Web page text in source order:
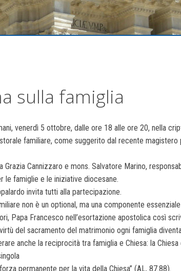
sulla famiglia
venerdì 5 ottobre, dalle ore 18 alle ore 20, nella
familiare, come suggerito dal recente
Cannizzaro e mons. Salvatore Marino,
le famiglie e le iniziative diocesane.
invita tutti alla partecipazione.
non è un optional, ma una componente
Papa Francesco nell’esortazione apostolica così
del sacramento del matrimonio ogni famiglia
anche la reciprocità tra famiglia e Chiesa: la
permanente per la vita della Chiesa” (AL, 87.88).